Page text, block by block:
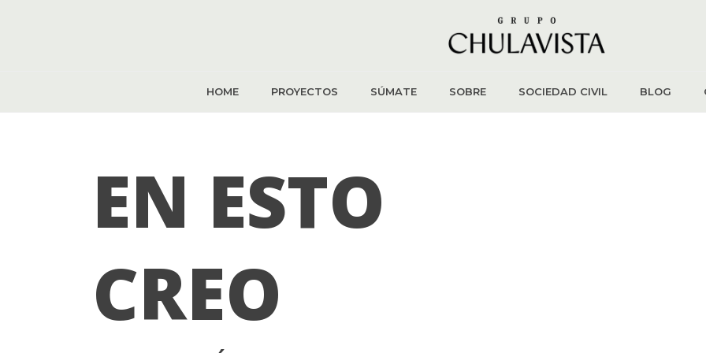
HOME PROYECTOS SÚMATE SOBRE SOCIEDAD CIVIL BLOG
EN ESTO
CREO